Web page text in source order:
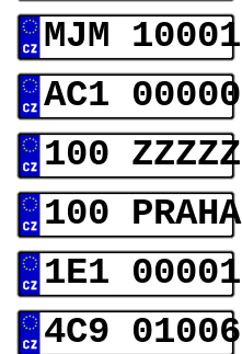
MJM 10001
AC1 00000
100 ZZZZZ
100 PRAHA
1E1 00001
4C9 01006